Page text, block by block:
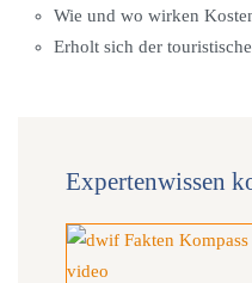
Wie und wo wirken
Erholt sich der
Expertenwissen